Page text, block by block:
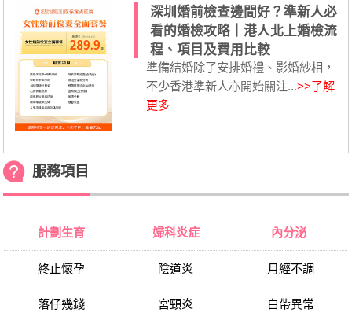
深圳婚前檢查邊間好？準新人必
看的婚檢攻略｜港人北上婚檢流
程、項目及費用比較
準備結婚除了安排婚禮、影婚紗相，
不少香港準新人亦開始關注...>>了解
更多
服務項目
計劃生育
終止懷孕
落仔幾錢
婦科炎症
陰道炎
宮頸炎
內分泌
月經不調
白帶異常